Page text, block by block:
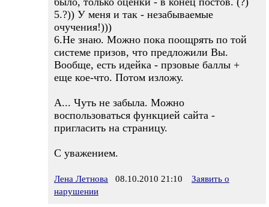
5.?)) У меня и так - незабываемые
очучения!)))
6.Не знаю. Можно пока поощрять по той
системе призов, что предложили Вы.
Вообще, есть идейка - прзовые баллы +
еще кое-что. Потом изложу.
А... Чуть не забыла. Можно
воспользоваться функцией сайта -
пригласить на страницу.
С уважением.
Лена Летнова 08.10.2010 21:10
Заявить о
нарушении